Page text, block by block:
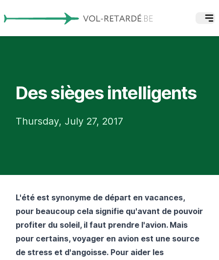
Des sièges intelligents
Thursday, July 27, 2017
L'été est synonyme de départ en vacances,
pour beaucoup cela signifie qu'avant de pouvoir
profiter du soleil, il faut prendre l'avion. Mais
pour certains, voyager en avion est une source
de stress et d'angoisse. Pour aider les